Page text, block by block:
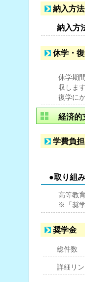
納入方法
納入方
休学・
休学期
収します
復学に
経済的
学費負
●取り組
高等教
※「奨
奨学金
総件数
詳細リン